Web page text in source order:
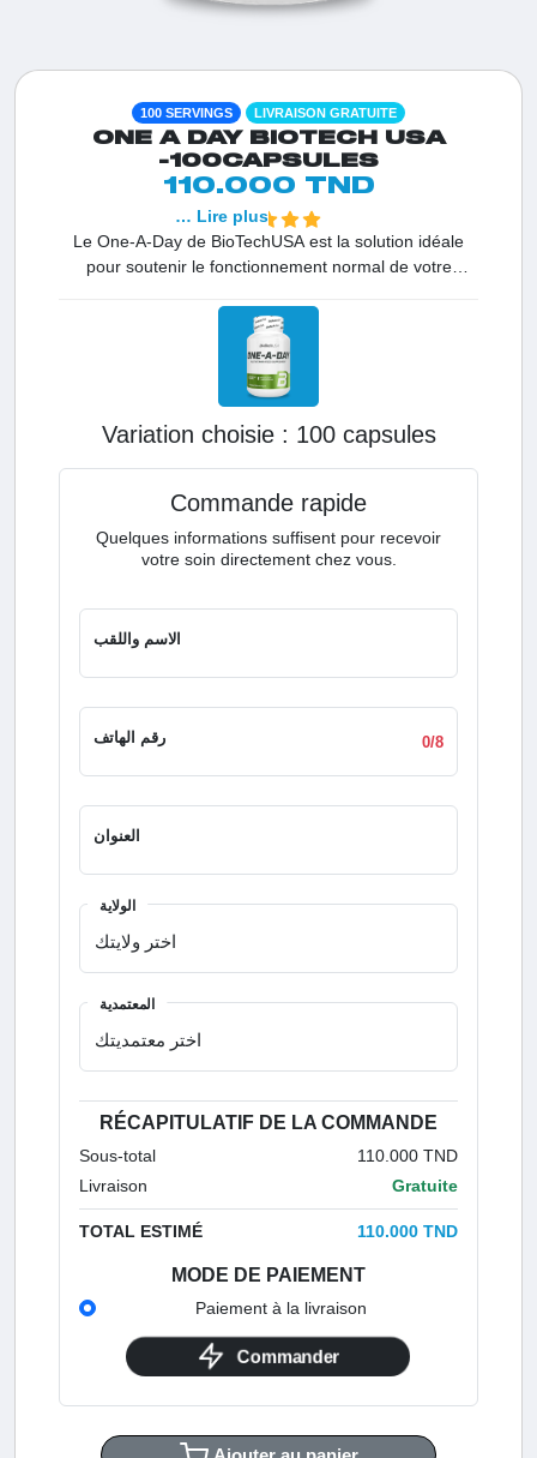
100 SERVINGS LIVRAISON GRATUITE
ONE A DAY BIOTECH USA
-100CAPSULES
110.000 TND
Le One-A-Day de BioTechUSA est la solution idéale
pour soutenir le fonctionnement normal de votre
premier choix pour ceux qui recherchent une base
nutritionnelle solide. Sa formule de haute qualité
assure une absorption optimale pour garantir des
résultats rapides sur votre niveau de vitalité et votre
… Lire plus
Variation choisie : 100 capsules
Commande rapide
Quelques informations suffisent pour recevoir
votre soin directement chez vous.
الاسم واللقب
رقم الهاتف 0/8
العنوان
الولاية
المعتمدية
RÉCAPITULATIF DE LA COMMANDE
Sous-total
110.000 TND
Livraison
Gratuite
TOTAL ESTIMÉ 110.000 TND
MODE DE PAIEMENT
Paiement à la livraison
Commander